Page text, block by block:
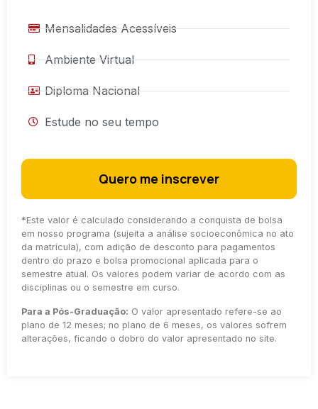
Mensalidades Acessíveis
Ambiente Virtual
Diploma Nacional
Estude no seu tempo
Quero me inscrever
*Este valor é calculado considerando a conquista de bolsa
em nosso programa (sujeita a análise socioeconômica no ato
da matrícula), com adição de desconto para pagamentos
dentro do prazo e bolsa promocional aplicada para o
semestre atual. Os valores podem variar de acordo com as
disciplinas ou o semestre em curso.
Para a Pós-Graduação: O valor apresentado refere-se ao
plano de 12 meses; no plano de 6 meses, os valores sofrem
alterações, ficando o dobro do valor apresentado no site.